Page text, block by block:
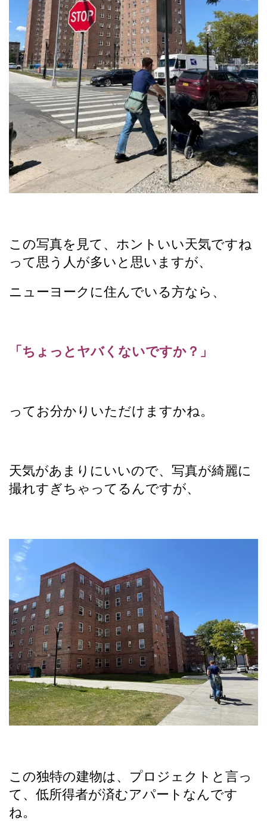
この写真を見て、ホントいい天気ですね
って思う人が多いと思いますが、
ニューヨークに住んでいる方なら、
「ちょっとヤバくないですか？」
ってお分かりいただけますかね。
天気があまりにいいので、写真が綺麗に
撮れすぎちゃってるんですが、
この独特の建物は、プロジェクトと言っ
て、低所得者が済むアパートなんです
ね。